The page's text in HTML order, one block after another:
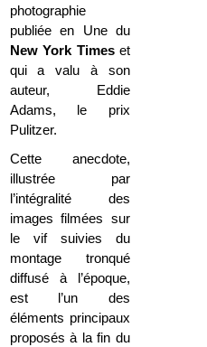
photographie
publiée en Une du
New York Timeset
qui a valu à son
auteur, Eddie
Adams, le prix
Pulitzer.
Cette anecdote,
illustrée par
l’intégralité des
images filmées sur
le vif suivies du
montage tronqué
diffusé à l’époque,
est l’un des
éléments principaux
proposés à la fin du